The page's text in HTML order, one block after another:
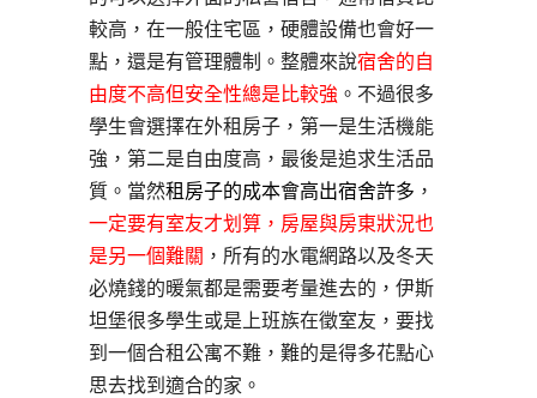
較高，在一般住宅區，硬體設備也會好一
點，還是有管理體制。整體來說宿舍的自
由度不高但安全性總是比較強 。不過很多
學生會選擇在外租房子，第一是生活機能
強，第二是自由度高，最後是追求生活品
質。當然租房子的成本會高出宿舍許多 ，
一定要有室友才划算，房屋與房東狀況也
是另一個難關 ，所有的水電網路以及冬天
必燒錢的暖氣都是需要考量進去的，伊斯
坦堡很多學生或是上班族在徵室友，要找
到一個合租公寓不難，難的是得多花點心
思去找到適合的家。